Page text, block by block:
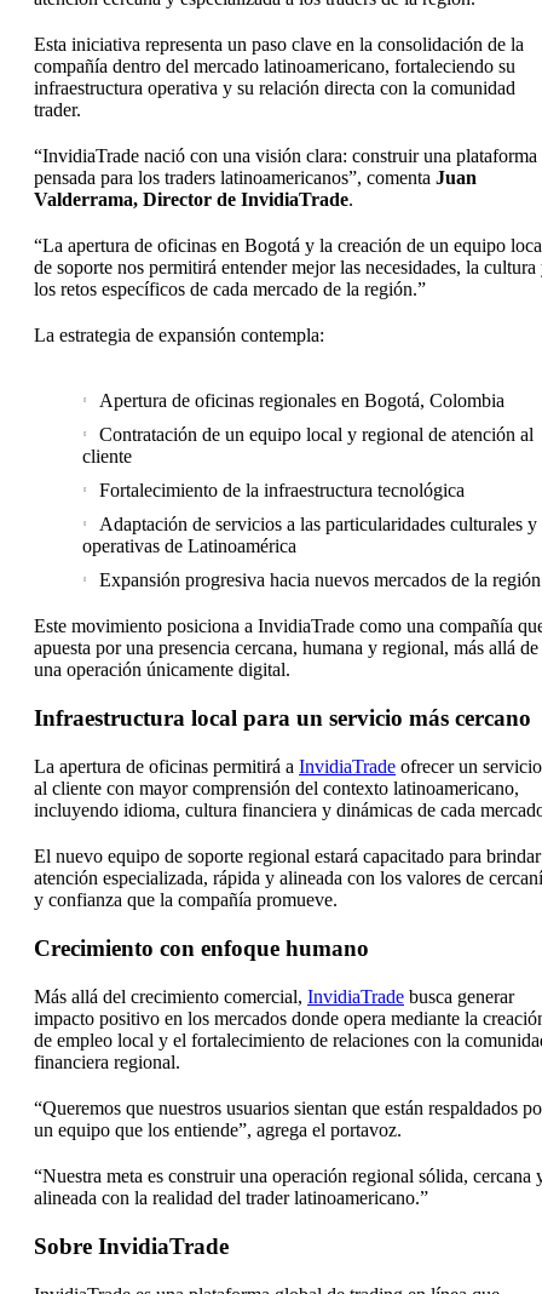
Esta iniciativa representa un paso clave en la consolidación de la
compañía dentro del mercado latinoamericano, fortaleciendo su
infraestructura operativa y su relación directa con la comunidad
trader.
“InvidiaTrade nació con una visión clara: construir una plataforma
pensada para los traders latinoamericanos”, comenta Juan
Valderrama, Director de InvidiaTrade.
“La apertura de oficinas en Bogotá y la creación de un equipo
de soporte nos permitirá entender mejor las necesidades, la cultura
los retos específicos de cada mercado de la región.”
La estrategia de expansión contempla:
Apertura de oficinas regionales en Bogotá, Colombia
Contratación de un equipo local y regional de atención al
cliente
Fortalecimiento de la infraestructura tecnológica
Adaptación de servicios a las particularidades culturales y
operativas de Latinoamérica
Expansión progresiva hacia nuevos mercados de la región
Este movimiento posiciona a InvidiaTrade como una compañía
apuesta por una presencia cercana, humana y regional, más allá de
una operación únicamente digital.
Infraestructura local para un servicio más cercano
La apertura de oficinas permitirá a InvidiaTrade ofrecer un servicio
al cliente con mayor comprensión del contexto latinoamericano,
incluyendo idioma, cultura financiera y dinámicas de cada
El nuevo equipo de soporte regional estará capacitado para brindar
atención especializada, rápida y alineada con los valores de
y confianza que la compañía promueve.
Crecimiento con enfoque humano
Más allá del crecimiento comercial, InvidiaTrade busca generar
impacto positivo en los mercados donde opera mediante la
de empleo local y el fortalecimiento de relaciones con la
financiera regional.
“Queremos que nuestros usuarios sientan que están respaldados
un equipo que los entiende”, agrega el portavoz.
“Nuestra meta es construir una operación regional sólida, cercana
alineada con la realidad del trader latinoamericano.”
Sobre InvidiaTrade